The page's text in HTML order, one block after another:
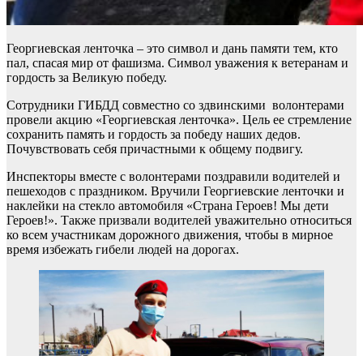
Георгиевская ленточка – это символ и дань памяти тем, кто
пал, спасая мир от фашизма. Символ уважения к ветеранам и
гордость за Великую победу.
Сотрудники ГИБДД совместно со здвинскими волонтерами
провели акцию «Георгиевская ленточка». Цель ее стремление
сохранить память и гордость за победу наших дедов.
Почувствовать себя причастными к общему подвигу.
Инспекторы вместе с волонтерами поздравили водителей и
пешеходов с праздником. Вручили Георгиевские ленточки и
наклейки на стекло автомобиля «Страна Героев! Мы дети
Героев!». Также призвали водителей уважительно относиться
ко всем участникам дорожного движения, чтобы в мирное
время избежать гибели людей на дорогах.